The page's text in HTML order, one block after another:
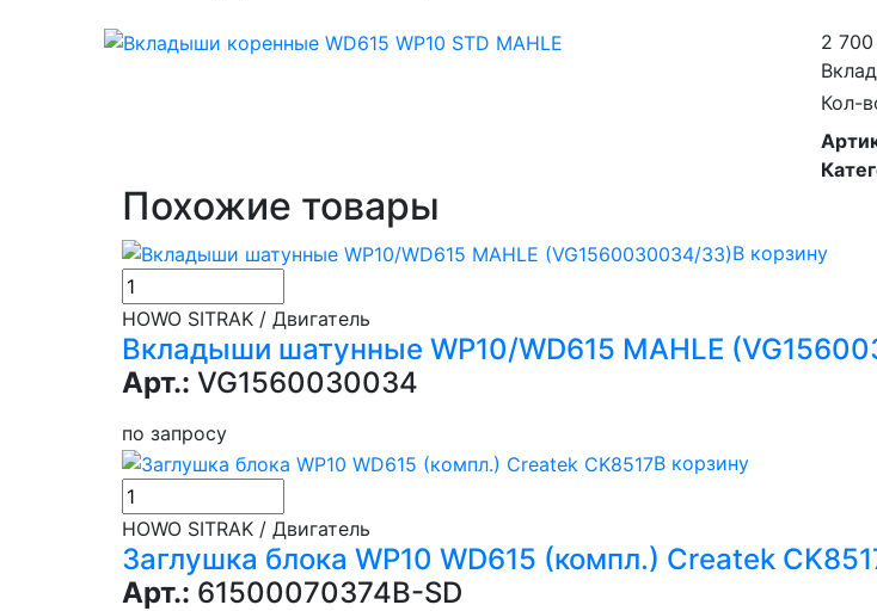
2 700
Кол-
Похожие товары
В корзину
HOWO SITRAK / Двигатель
Вкладыши шатунные WP10/WD615 MAHLE
Арт.: VG1560030034
по запросу
В корзину
HOWO SITRAK / Двигатель
Заглушка блока WP10 WD615 (компл.) Createk
Арт.: 61500070374B-SD